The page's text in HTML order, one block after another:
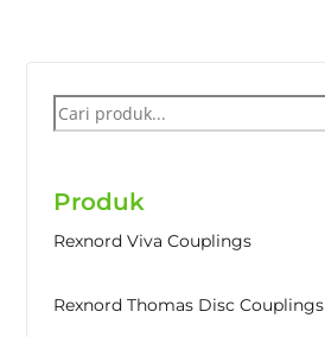
Cari
Produk
Rexnord Viva Couplings
Rexnord Thomas Disc Couplings